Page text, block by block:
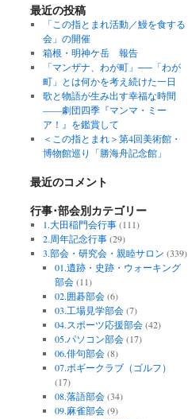
最近の投稿
「この指とまれ活動／鰻を食する
会」の開催
箱根・明神ケ岳 報告
「マンザナ、わが町」──「わが
町」とは何かを考え続けた一日
歌と物語が生み出す幸福な時間
――劇団四季『マンマ・ミー
ア！』を鑑賞して
＜この指とまれ＞第4回美術館・
博物館巡り「勝海舟記念館」
最近のコメント
行事･部会別カテゴリー
1.大田稲門会行事(111)
2.周年記念行事(29)
3.部会・研究会・親睦サロン (339)
01.遺跡・史跡・ウォーキング
部会(11)
02.囲碁部会(6)
03.工場見学部会(7)
04.スポーツ応援部会(42)
05.パソコン部会(17)
06.俳句部会(8)
07.ボギークラブ（ゴルフ）
(17)
08.落語部会(34)
09.麻雀部会(9)